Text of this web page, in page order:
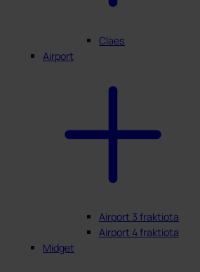
Claes
Airport
Airport 3 fraktiota
Airport 4 fraktiota
Midget